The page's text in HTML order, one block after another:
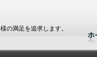
の満足を追求します。